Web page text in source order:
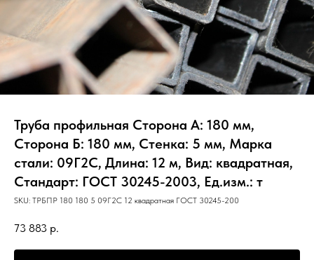
Труба профильная Сторона А: 180 мм,
Сторона Б: 180 мм, Стенка: 5 мм, Марка
стали: 09Г2С, Длина: 12 м, Вид: квадратная,
Стандарт: ГОСТ 30245-2003, Ед.изм.: т
SKU: ТРБПР 180 180 5 09Г2С 12 квадратная ГОСТ 30245-200
73 883 р.